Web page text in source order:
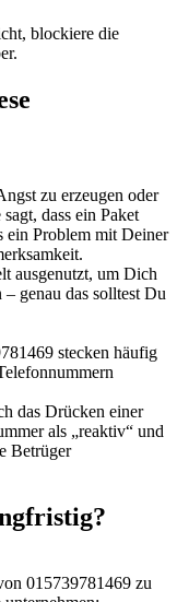
blockiere die
zu erzeugen oder
dass ein Paket
ein Problem mit Deiner
ausgenutzt, um Dich
genau das solltest Du
stecken häufig
das Drücken einer
als „reaktiv“ und
Betrüger
015739781469 zu